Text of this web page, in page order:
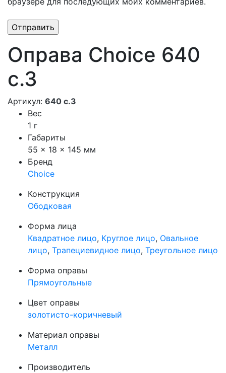
Оправа Choice 640
с.3
Артикул: 640 с.3
Вес
1 г
Габариты
55 × 18 × 145 мм
Бренд
Choice
Конструкция
Ободковая
Форма лица
Квадратное лицо, Круглое лицо, Овальное
лицо, Трапециевидное лицо, Треугольное лицо
Форма оправы
Прямоугольные
Цвет оправы
золотисто-коричневый
Материал оправы
Металл
Производитель